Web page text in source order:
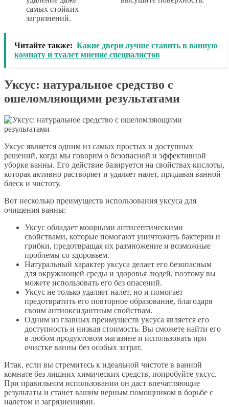
самых стойких
загрязнений.
Читайте также: Какие двери лучше ставить в ванную
комнату и туалет мнение специалистов
Уксус: натуральное средство с
ошеломляющими результатами
Уксус является одним из самых простых и доступных
решений, когда мы говорим о безопасной и эффективной
уборке ванны. Его действие базируется на свойствах кислоты,
которая активно растворяет и удаляет налет, придавая ванной
блеск и чистоту.
Вот несколько преимуществ использования уксуса для
очищения ванны:
Уксус обладает мощными антисептическими
свойствами, которые помогают уничтожить бактерии и
грибки, предотвращая их размножение и возможные
проблемы со здоровьем.
Натуральный характер уксуса делает его безопасным
для окружающей среды и здоровья людей, поэтому вы
можете использовать его без опасений.
Уксус не только удаляет налет, но и помогает
предотвратить его повторное образование, благодаря
своим антиоксидантным свойствам.
Одним из главных преимуществ уксуса является его
доступность и низкая стоимость. Вы сможете найти его
в любом продуктовом магазине и использовать при
очистке ванны без особых затрат.
Итак, если вы стремитесь к идеальной чистоте в ванной
комнате без лишних химических средств, попробуйте уксус.
При правильном использовании он даст впечатляющие
результаты и станет вашим верным помощником в борьбе с
налетом и загрязнениями.